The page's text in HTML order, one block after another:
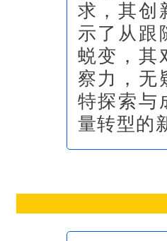
求，其创
示了从跟
蜕变，其
察力，无
特探索与
量转型的